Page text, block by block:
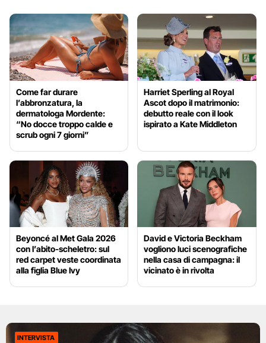
Come far durare
l’abbronzatura, la
dermatologa Mordente:
“No docce troppo calde e
scrub ogni 7 giorni”
Harriet Sperling al Royal
Ascot dopo il matrimonio:
debutto reale con il look
ispirato a Kate Middleton
Beyoncé al Met Gala 2026
con l’abito-scheletro: sul
red carpet veste coordinata
alla figlia Blue Ivy
David e Victoria Beckham
vogliono luci scenografiche
nella casa di campagna: il
vicinato è in rivolta
INTERVISTA